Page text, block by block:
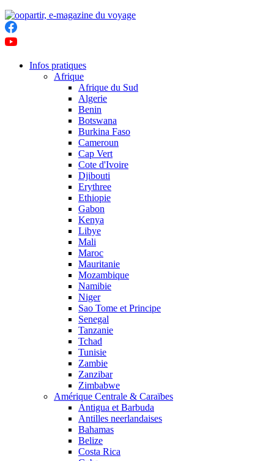
Infos pratiques
Afrique
Afrique du Sud
Algerie
Benin
Botswana
Burkina Faso
Cameroun
Cap Vert
Cote d'Ivoire
Djibouti
Erythree
Ethiopie
Gabon
Kenya
Libye
Mali
Maroc
Mauritanie
Mozambique
Namibie
Niger
Sao Tome et Principe
Senegal
Tanzanie
Tchad
Tunisie
Zambie
Zanzibar
Zimbabwe
Amérique Centrale & Caraïbes
Antigua et Barbuda
Antilles neerlandaises
Bahamas
Belize
Costa Rica